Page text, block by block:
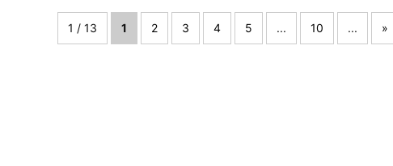
1 / 13 1 2 3 4 5 ... 10 ... »